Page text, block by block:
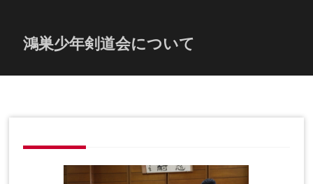
鴻巣少年剣道会について